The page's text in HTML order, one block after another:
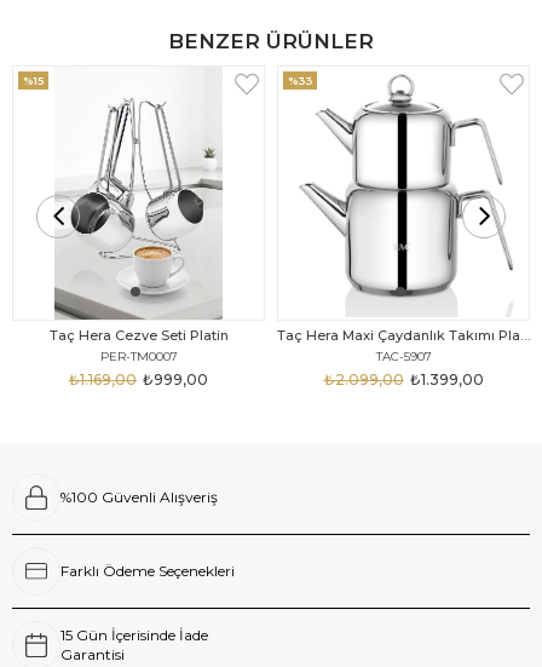
BENZER ÜRÜNLER
Taç Hera Cezve Seti Platin
PER-TM0007
₺999,00
₺1.169,00
%15
Taç Hera Maxi Çaydanlık Takımı Platin
TAC-5907
₺1.399,00
₺2.099,00
%33
%100 Güvenli Alışveriş
Farklı Ödeme Seçenekleri
15 Gün İçerisinde İade
Garantisi